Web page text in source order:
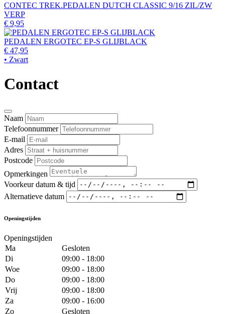
CONTEC TREK.PEDALEN DUTCH CLASSIC 9/16 ZIL/ZW
VERP
€ 9,95
PEDALEN ERGOTEC EP-S GLIJBLACK
€ 47,95
• Zwart
Contact
Naam
Telefoonnummer
E-mail
Adres
Postcode
Opmerkingen
Voorkeur datum & tijd
Alternatieve datum
Openingstijden
Openingstijden
Ma
Gesloten
Di
09:00 - 18:00
Woe
09:00 - 18:00
Do
09:00 - 18:00
Vrij
09:00 - 18:00
Za
09:00 - 16:00
Zo
Gesloten